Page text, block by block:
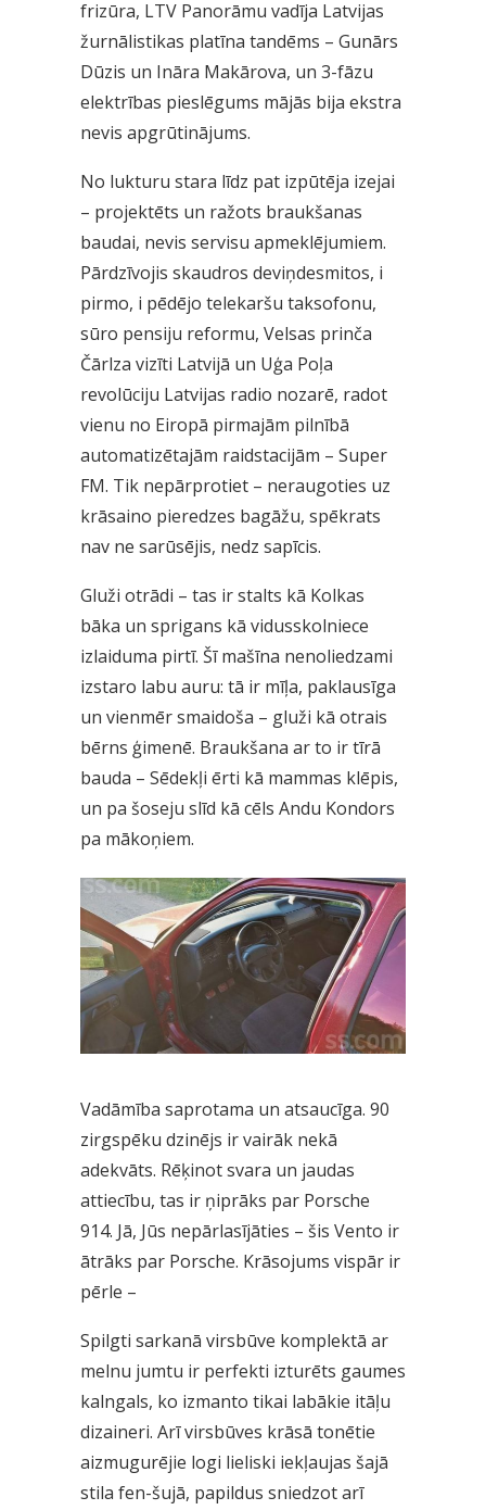
frizūra, LTV Panorāmu vadīja Latvijas
žurnālistikas platīna tandēms – Gunārs
Dūzis un Ināra Makārova, un 3-fāzu
elektrības pieslēgums mājās bija ekstra
nevis apgrūtinājums.
No lukturu stara līdz pat izpūtēja izejai
– projektēts un ražots braukšanas
baudai, nevis servisu apmeklējumiem.
Pārdzīvojis skaudros deviņdesmitos, i
pirmo, i pēdējo telekaršu taksofonu,
sūro pensiju reformu, Velsas prinča
Čārlza vizīti Latvijā un Uģa Poļa
revolūciju Latvijas radio nozarē, radot
vienu no Eiropā pirmajām pilnībā
automatizētajām raidstacijām – Super
FM. Tik nepārprotiet – neraugoties uz
krāsaino pieredzes bagāžu, spēkrats
nav ne sarūsējis, nedz sapīcis.
Gluži otrādi – tas ir stalts kā Kolkas
bāka un sprigans kā vidusskolniece
izlaiduma pirtī. Šī mašīna nenoliedzami
izstaro labu auru: tā ir mīļa, paklausīga
un vienmēr smaidoša – gluži kā otrais
bērns ģimenē. Braukšana ar to ir tīrā
bauda – Sēdekļi ērti kā mammas klēpis,
un pa šoseju slīd kā cēls Andu Kondors
pa mākoņiem.
Vadāmība saprotama un atsaucīga. 90
zirgspēku dzinējs ir vairāk nekā
adekvāts. Rēķinot svara un jaudas
attiecību, tas ir ņiprāks par Porsche
914. Jā, Jūs nepārlasījāties – šis Vento ir
ātrāks par Porsche. Krāsojums vispār ir
pērle –
Spilgti sarkanā virsbūve komplektā ar
melnu jumtu ir perfekti izturēts gaumes
kalngals, ko izmanto tikai labākie itāļu
dizaineri. Arī virsbūves krāsā tonētie
aizmugurējie logi lieliski iekļaujas šajā
stila fen-šujā, papildus sniedzot arī